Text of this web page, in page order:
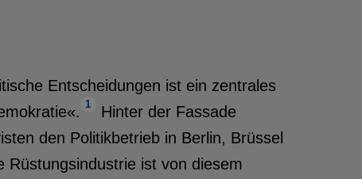
Entscheidungen ist ein zentrales
1
Hinter der Fassade
den Politikbetrieb in Berlin, Brüssel
Rüstungsindustrie ist von diesem